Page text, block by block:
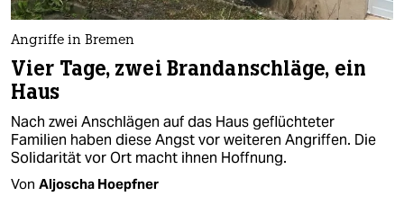
nord
wahrheit
verlag
verlag
veranstaltungen
Angriffe in Bremen
Vier Tage, zwei Brandanschläge, ein
Haus
Nach zwei Anschlägen auf das Haus geflüchteter
Familien haben diese Angst vor weiteren Angriffen. Die
Solidarität vor Ort macht ihnen Hoffnung.
Von Aljoscha Hoepfner